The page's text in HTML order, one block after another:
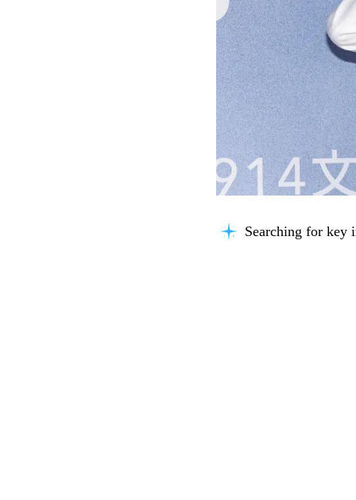
Searching for key